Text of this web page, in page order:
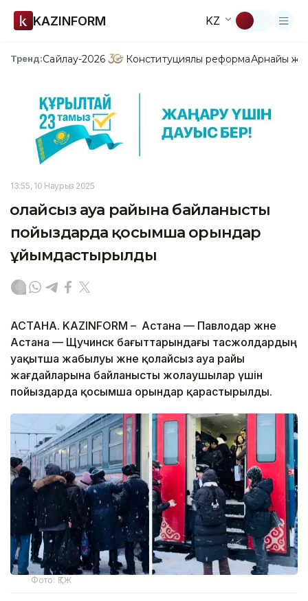
KAZINFORM KZ
Тренд:Сайлау-2026 Конституциялық реформаАрнайы
13:55, 10 Наурыз 2025
Қолайсыз ауа райына байланысты
пойыздарда қосымша орындар
ұйымдастырылды
АСТАНА. KAZINFORM – Астана — Павлодар және
Астана — Щучинск бағыттарындағы тасжолдардың
уақытша жабылуы және қолайсыз ауа райы
жағдайларына байланысты жолаушылар үшін
пойыздарда қосымша орындар қарастырылды.
Фото: ҚТЖ